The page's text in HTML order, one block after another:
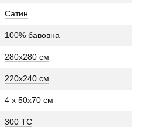
Сатин
100% бавовна
280х280 см
220х240 см
4 x 50х70 см
300 TC